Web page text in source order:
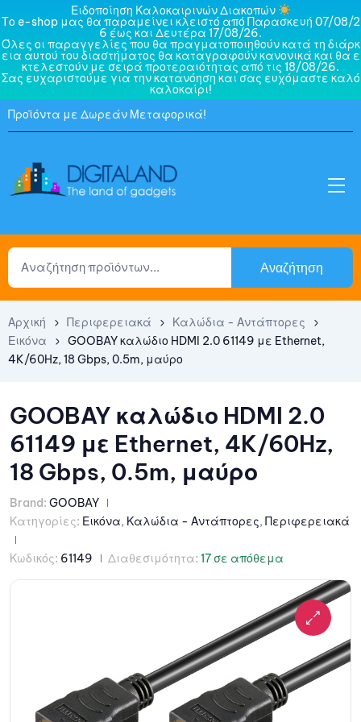
Ειδοποίηση Καλοκαιρινών Διακοπών
Το e-shop μας θα παραμείνει κλειστό από Παρασκευή 07/08/2
6 έως και Δευτέρα 17/08/26.
Όλες οι παραγγελίες που θα πραγματοποιηθούν κατά τη διάρκ
εια αυτού του διαστήματος θα καταγραφούν κανονικά και θα ε
κτελεστούν με σειρά προτεραιότητας από τις 18/08/26.
Σας ευχαριστούμε για την κατανόηση και σας ευχόμαστε καλό
καλοκαίρι!
Προϊόντα με Δωρεάν Μεταφορικά!
Αναζήτηση
Αρχική Περιφερειακά
Καλώδια - Αντάπτορες
Εικόνα
GOOBAY καλώδιο HDMI 2.0 61149 με Ethernet,
4K/60Hz, 18 Gbps, 0.5m, μαύρο
GOOBAY καλώδιο HDMI 2.0
61149 με Ethernet, 4K/60Hz,
18 Gbps, 0.5m, μαύρο
Brand: GOOBAY
Κατηγορίες: Εικόνα, Καλώδια - Αντάπτορες, Περιφερειακά
Κωδικός: 61149 Διαθεσιμότητα: 17 σε απόθεμα